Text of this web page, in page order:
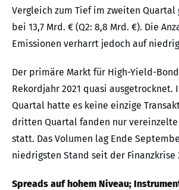
Vergleich zum Tief im zweiten Quartal
bei 13,7 Mrd. € (Q2: 8,8 Mrd. €). Die
Emissionen verharrt jedoch auf
Der primäre Markt für High-Yield-
Rekordjahr 2021 quasi ausgetrocknet.
Quartal hatte es keine einzige
dritten Quartal fanden nur vereinzelte
statt. Das Volumen lag Ende
niedrigsten Stand seit der Finanzkrise
Spreads auf hohem Niveau;